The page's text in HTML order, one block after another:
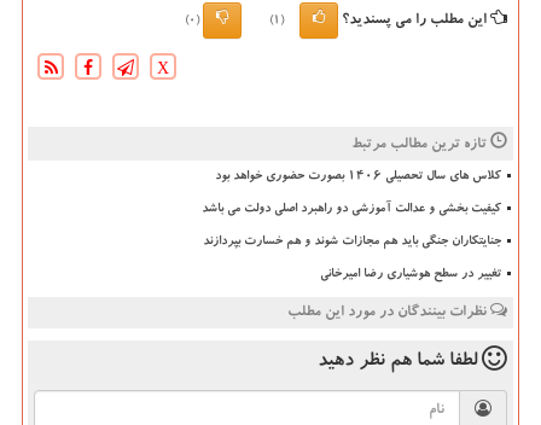
این مطلب را می پسندید؟ (1)
(0)
X
تازه ترین مطالب مرتبط
کلاس های سال تحصیلی ۱۴۰۶ بصورت حضوری خواهد بود
کیفیت بخشی و عدالت آموزشی دو راهبرد اصلی دولت می باشد
جنایتکاران جنگی باید هم مجازات شوند و هم خسارت بپردازند
تغییر در سطح هوشیاری رضا امیرخانی
نظرات بینندگان در مورد این مطلب
لطفا شما هم نظر دهید